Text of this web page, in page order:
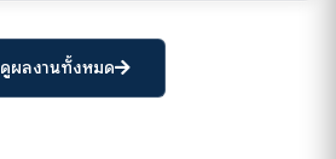
ดูผลงานทั้งหมด